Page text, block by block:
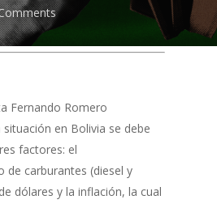
Fernando Romero
en Bolivia se debe
factores: el
de carburantes (diesel y
dólares y la inflación, la cual